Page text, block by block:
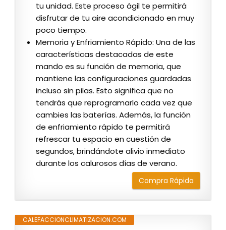
tu unidad. Este proceso ágil te permitirá
disfrutar de tu aire acondicionado en muy
poco tiempo.
Memoria y Enfriamiento Rápido: Una de las
características destacadas de este
mando es su función de memoria, que
mantiene las configuraciones guardadas
incluso sin pilas. Esto significa que no
tendrás que reprogramarlo cada vez que
cambies las baterías. Además, la función
de enfriamiento rápido te permitirá
refrescar tu espacio en cuestión de
segundos, brindándote alivio inmediato
durante los calurosos días de verano.
Compra Rápida
CALEFACCIONCLIMATIZACION.COM